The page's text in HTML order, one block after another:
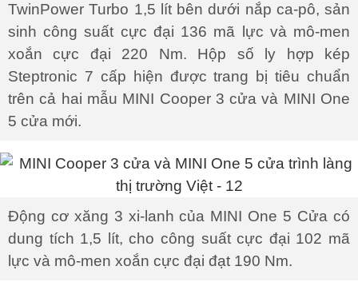
TwinPower Turbo 1,5 lít bên dưới nắp ca-pô, sản
sinh công suất cực đại 136 mã lực và mô-men
xoắn cực đại 220 Nm. Hộp số ly hợp kép
Steptronic 7 cấp hiện được trang bị tiêu chuẩn
trên cả hai mẫu MINI Cooper 3 cửa và MINI One
5 cửa mới.
Động cơ xăng 3 xi-lanh của MINI One 5 Cửa có
dung tích 1,5 lít, cho công suất cực đại 102 mã
lực và mô-men xoắn cực đại đạt 190 Nm.